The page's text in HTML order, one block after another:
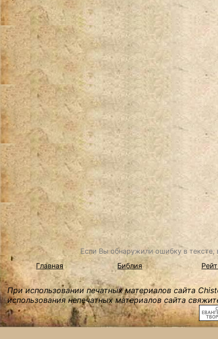
Если Вы обнаружили ошибку в
Главная
Библия
При использовании печатных материалов сайта
использования непечатных материалов сайта